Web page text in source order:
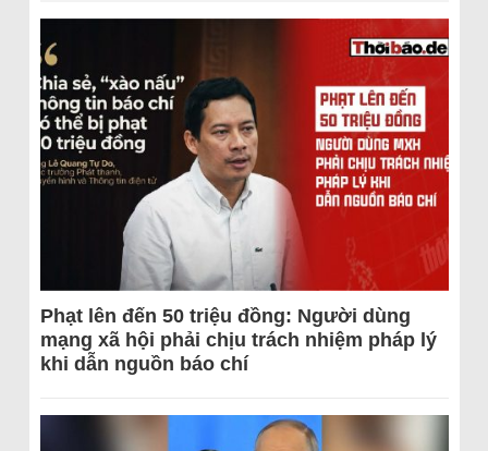
Phạt lên đến 50 triệu đồng: Người dùng
mạng xã hội phải chịu trách nhiệm pháp lý
khi dẫn nguồn báo chí